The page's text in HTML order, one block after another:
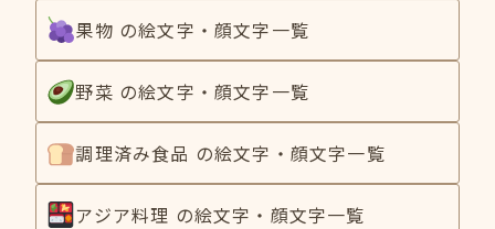
果物 の絵文字・顔文字一覧
野菜 の絵文字・顔文字一覧
調理済み食品 の絵文字・顔文字一覧
アジア料理 の絵文字・顔文字一覧